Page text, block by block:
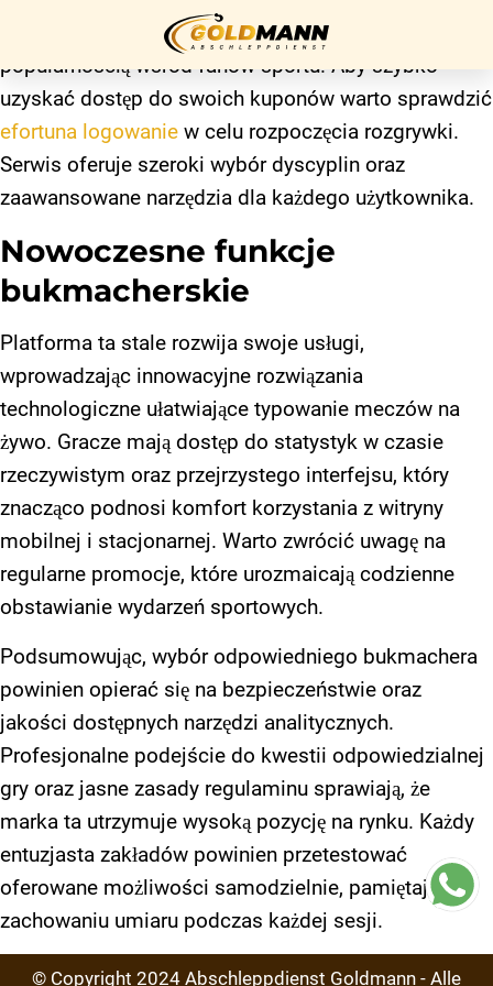
Zakłady bukmacherskie cieszą się w Polsce ogromną
popularnością wśród fanów sportu. Aby szybko
uzyskać dostęp do swoich kuponów warto sprawdzić
efortuna logowanie w celu rozpoczęcia rozgrywki.
Serwis oferuje szeroki wybór dyscyplin oraz
zaawansowane narzędzia dla każdego użytkownika.
Nowoczesne funkcje
bukmacherskie
Platforma ta stale rozwija swoje usługi,
wprowadzając innowacyjne rozwiązania
technologiczne ułatwiające typowanie meczów na
żywo. Gracze mają dostęp do statystyk w czasie
rzeczywistym oraz przejrzystego interfejsu, który
znacząco podnosi komfort korzystania z witryny
mobilnej i stacjonarnej. Warto zwrócić uwagę na
regularne promocje, które urozmaicają codzienne
obstawianie wydarzeń sportowych.
Podsumowując, wybór odpowiedniego bukmachera
powinien opierać się na bezpieczeństwie oraz
jakości dostępnych narzędzi analitycznych.
Profesjonalne podejście do kwestii odpowiedzialnej
gry oraz jasne zasady regulaminu sprawiają, że
marka ta utrzymuje wysoką pozycję na rynku. Każdy
entuzjasta zakładów powinien przetestować
oferowane możliwości samodzielnie, pamiętając o
zachowaniu umiaru podczas każdej sesji.
© Copyright 2024 Abschleppdienst Goldmann - Alle
Startseite
Über uns
Service
Kontakt
Impressum
Datenschutz